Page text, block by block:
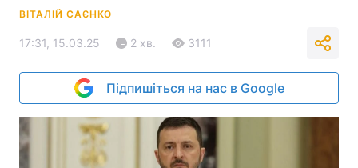
ВІТАЛІЙ САЄНКО
17:31, 15.03.25 2 хв. 3111
Підпишіться на нас в Google